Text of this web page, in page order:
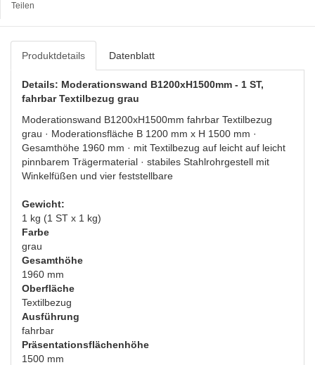
Teilen
Produktdetails Datenblatt
Details: Moderationswand B1200xH1500mm - 1 ST,
fahrbar Textilbezug grau
Moderationswand B1200xH1500mm fahrbar Textilbezug
grau · Moderationsfläche B 1200 mm x H 1500 mm ·
Gesamthöhe 1960 mm · mit Textilbezug auf leicht auf leicht
pinnbarem Trägermaterial · stabiles Stahlrohrgestell mit
Winkelfüßen und vier feststellbare
Gewicht:
1 kg (1 ST x 1 kg)
Farbe
grau
Gesamthöhe
1960 mm
Oberfläche
Textilbezug
Ausführung
fahrbar
Präsentationsflächenhöhe
1500 mm